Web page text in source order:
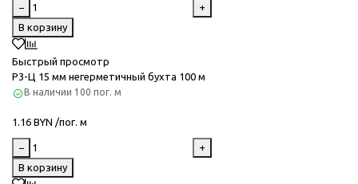
−
+
В корзину
Быстрый просмотр
Р3-Ц 15 мм негерметичный бухта 100 м
В наличии 100 пог. м
1.16 BYN /пог. м
−
+
В корзину